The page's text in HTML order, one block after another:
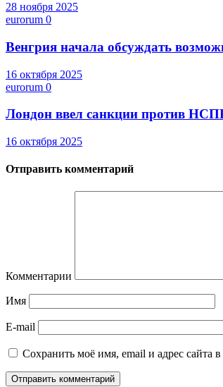
28 ноября 2025
eurorum 0
Венгрия начала обсуждать
16 октября 2025
eurorum 0
Лондон ввел санкции против
16 октября 2025
Отправить комментарий
Комментарии
Имя
E-mail
Сохранить моё имя, email и адрес сайта